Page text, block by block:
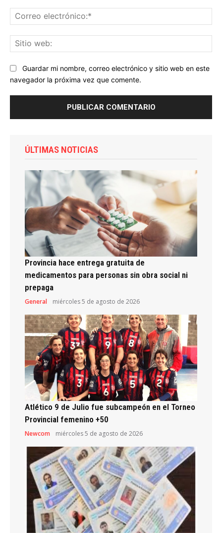
Guardar mi nombre, correo electrónico y sitio web en este
navegador la próxima vez que comente.
ÚLTIMAS NOTICIAS
Provincia hace entrega gratuita de
medicamentos para personas sin obra social ni
prepaga
General miércoles 5 de agosto de 2026
Atlético 9 de Julio fue subcampeón en el Torneo
Provincial femenino +50
Newcom miércoles 5 de agosto de 2026